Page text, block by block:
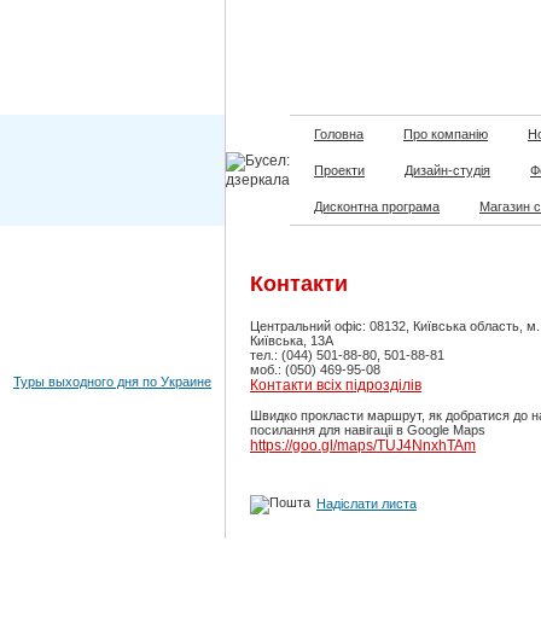
Головна Про компанію
Проекти Дизайн-студія
Дисконтна програма Магазин
Туры выходного дня по Украине
Контакти
Центральний офіс: 08132, Київська область,
Київська, 13А
тел.: (044) 501-88-80, 501-88-81
моб.: (050) 469-95-08
Контакти всіх підрозділів
Швидко прокласти маршрут, як добратися до
посилання для навігаціі в Google Maps
https://goo.gl/maps/TUJ4NnxhTAm
Надіслати листа